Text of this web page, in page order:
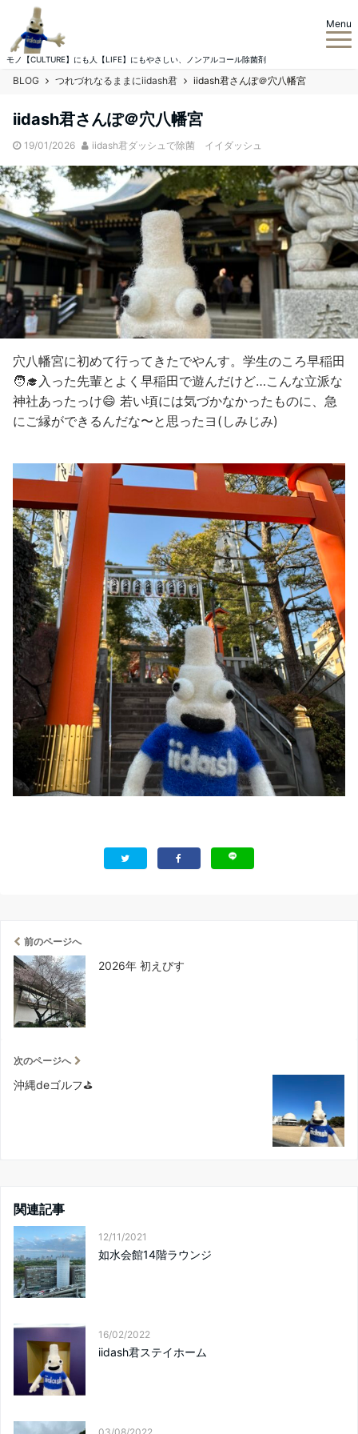
モノ【CULTURE】にも人【LIFE】にもやさしい、ノンアルコール除菌剤
Menu
BLOG つれづれなるままにiidash君 iidash君さんぽ＠穴八幡宮
iidash君さんぽ＠穴八幡宮
19/01/2026 iidash君ダッシュで除菌 イイダッシュ
穴八幡宮に初めて行ってきたでやんす。学生のころ早稲田
🧑‍🎓入った先輩とよく早稲田で遊んだけど…こんな立派な
神社あったっけ😄 若い頃には気づかなかったものに、急
にご縁ができるんだな〜と思ったヨ(しみじみ)
前のページへ
2026年 初えびす
次のページへ
沖縄deゴルフ⛳️
関連記事
12/11/2021
如水会館14階ラウンジ
16/02/2022
iidash君ステイホーム